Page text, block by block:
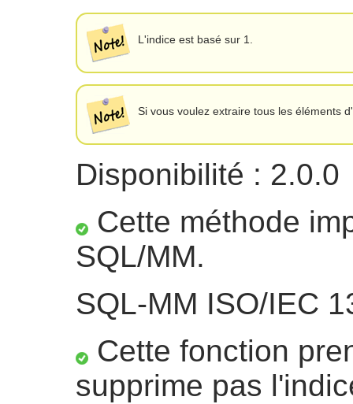
L'indice est basé sur 1.
Si vous voulez extraire tous les éléments
Disponibilité : 2.0.0
Cette méthode
SQL/MM.
SQL-MM ISO/IEC
Cette fonction
supprime pas